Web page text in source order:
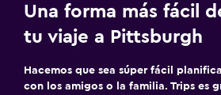
Una forma más fácil
tu viaje a Pittsburgh
Hacemos que sea súper fácil
con los amigos o la familia. Trips es